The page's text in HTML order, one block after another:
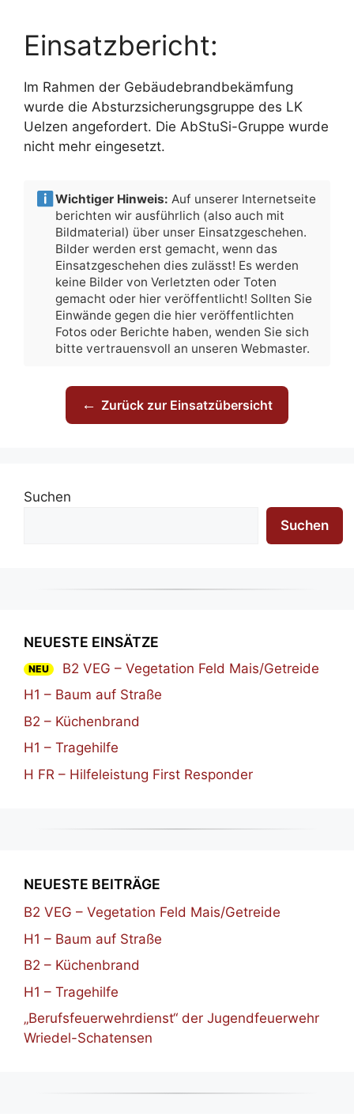
Einsatzbericht:
Im Rahmen der Gebäudebrandbekämfung
wurde die Absturzsicherungsgruppe des LK
Uelzen angefordert. Die AbStuSi-Gruppe wurde
nicht mehr eingesetzt.
Wichtiger Hinweis: Auf unserer Internetseite
berichten wir ausführlich (also auch mit
Bildmaterial) über unser Einsatzgeschehen.
Bilder werden erst gemacht, wenn das
Einsatzgeschehen dies zulässt! Es werden
keine Bilder von Verletzten oder Toten
gemacht oder hier veröffentlicht! Sollten Sie
Einwände gegen die hier veröffentlichten
Fotos oder Berichte haben, wenden Sie sich
bitte vertrauensvoll an unseren Webmaster.
← Zurück zur Einsatzübersicht
Suchen
Suchen
NEUESTE EINSÄTZE
NEU
B2 VEG – Vegetation Feld Mais/Getreide
H1 – Baum auf Straße
B2 – Küchenbrand
H1 – Tragehilfe
H FR – Hilfeleistung First Responder
NEUESTE BEITRÄGE
B2 VEG – Vegetation Feld Mais/Getreide
H1 – Baum auf Straße
B2 – Küchenbrand
H1 – Tragehilfe
„Berufsfeuerwehrdienst“ der Jugendfeuerwehr
Wriedel-Schatensen